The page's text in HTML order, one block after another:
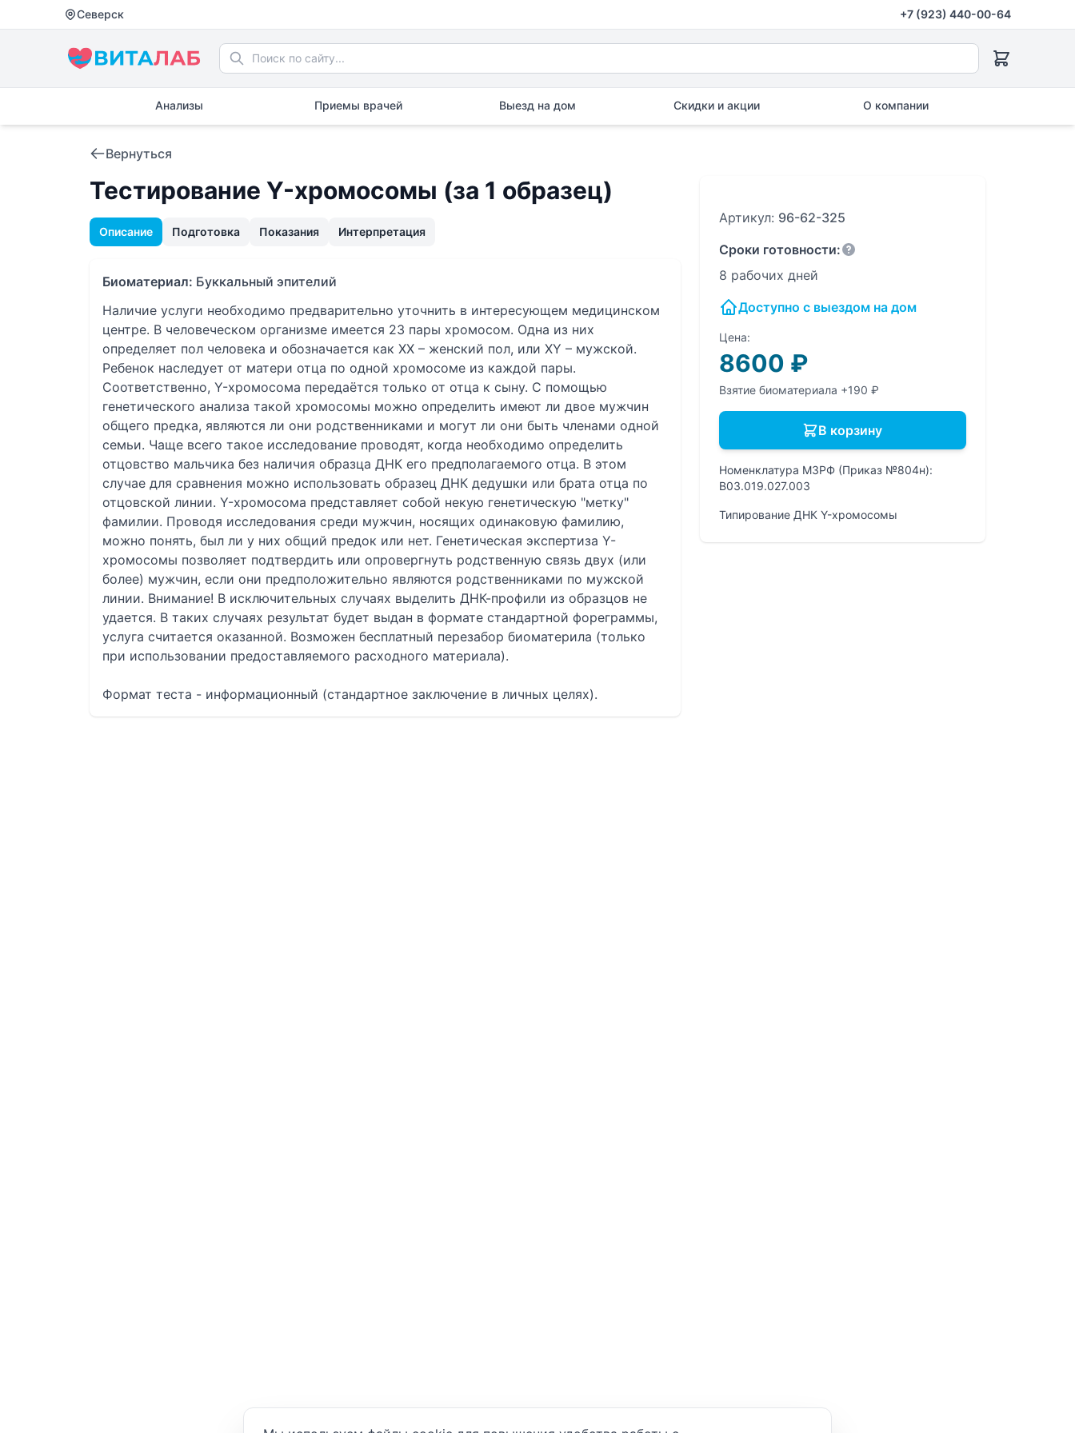
Северск +7 (923) 440-00-64
Анализы Приемы врачей Выезд на дом Скидки и акции О компании
Вернуться
Тестирование Y-хромосомы (за 1 образец)
Описание Подготовка Показания Интерпретация
Биоматериал: Буккальный эпителий
Наличие услуги необходимо предварительно уточнить в интересующем медицинском
центре. В человеческом организме имеется 23 пары хромосом. Одна из них
определяет пол человека и обозначается как XX – женский пол, или XY – мужской.
Ребенок наследует от матери отца по одной хромосоме из каждой пары.
Соответственно, Y-хромосома передаётся только от отца к сыну. С помощью
генетического анализа такой хромосомы можно определить имеют ли двое мужчин
общего предка, являются ли они родственниками и могут ли они быть членами одной
семьи. Чаще всего такое исследование проводят, когда необходимо определить
отцовство мальчика без наличия образца ДНК его предполагаемого отца. В этом
случае для сравнения можно использовать образец ДНК дедушки или брата отца по
отцовской линии. Y-хромосома представляет собой некую генетическую "метку"
фамилии. Проводя исследования среди мужчин, носящих одинаковую фамилию,
можно понять, был ли у них общий предок или нет. Генетическая экспертиза Y-
хромосомы позволяет подтвердить или опровергнуть родственную связь двух (или
более) мужчин, если они предположительно являются родственниками по мужской
линии. Внимание! В исключительных случаях выделить ДНК-профили из образцов не
удается. В таких случаях результат будет выдан в формате стандартной фореграммы,
услуга считается оказанной. Возможен бесплатный перезабор биоматерила (только
при использовании предоставляемого расходного материала).
Формат теста - информационный (стандартное заключение в личных целях).
Артикул: 96-62-325
Сроки готовности:
8 рабочих дней
Доступно с выездом на дом
Цена:
8600 ₽
Взятие биоматериала +190 ₽
В корзину
Номенклатура МЗРФ (Приказ №804н):
B03.019.027.003
Типирование ДНК Y-хромосомы